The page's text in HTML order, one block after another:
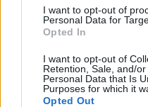
I want to opt-out of
Personal Data for
Opted In
I want to opt-out of
Retention, Sale, and/
Personal Data that Is
Purposes for which it
Opted Out